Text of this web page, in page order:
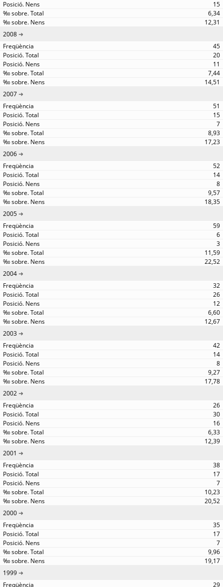
15
6,34
12,31
2008
45
20
11
7,44
14,51
2007
51
15
7
8,93
17,23
2006
52
14
8
9,57
18,35
2005
59
6
3
11,59
22,52
2004
32
26
12
6,60
12,67
2003
42
14
8
9,27
17,78
2002
26
30
16
6,33
12,39
2001
38
17
7
10,23
20,52
2000
35
17
7
9,96
19,17
1999
29